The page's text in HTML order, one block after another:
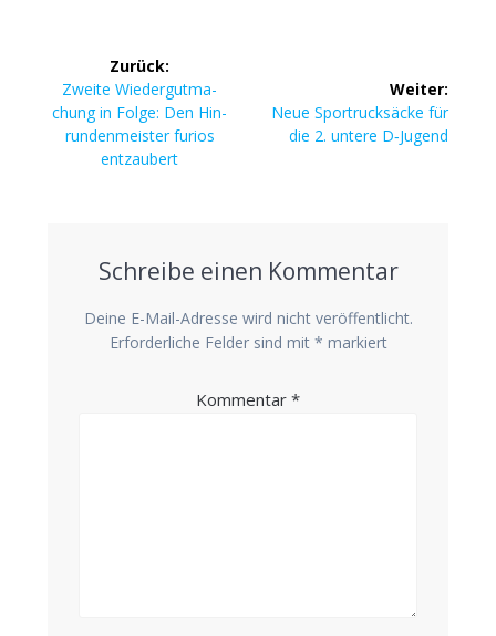
Beitragsnavigation
Zurück:
Vorheriger
Beitrag:
Zwei­te Wie­der­gut­ma­
chung in Fol­ge: Den Hin­
run­den­meis­ter furi­os
entzaubert
Weiter:
Nächster
Beitrag:
Neue Spor­truck­sä­cke für
die 2. unte­re D‑Jugend
Schreibe einen Kommentar
Deine E-Mail-Adresse wird nicht veröffentlicht.
Erforderliche Felder sind mit * markiert
Kommentar *